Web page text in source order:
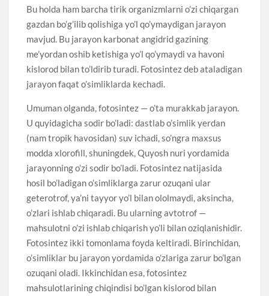
Bu holda ham barcha tirik organizmlarni o’zi chiqargan
gazdan bo’g’ilib qolishiga yo’l qo’ymaydigan jarayon
mavjud. Bu jarayon karbonat angidrid gazining
me’yordan oshib ketishiga yo’l qo’ymaydi va havoni
kislorod bilan to’ldirib turadi. Fotosintez deb ataladigan
jarayon faqat o’simliklarda kechadi.
Umuman olganda, fotosintez — o’ta murakkab jarayon.
U quyidagicha sodir bo’ladi: dastlab o’simlik yerdan
(nam tropik havosidan) suv ichadi, so’ngra maxsus
modda xlorofill, shuningdek, Quyosh nuri yordamida
jarayonning o’zi sodir bo’ladi. Fotosintez natijasida
hosil bo’ladigan o’simliklarga zarur ozuqani ular
geterotrof, ya’ni tayyor yo’l bilan ololmaydi, aksincha,
o’zlari ishlab chiqaradi. Bu ularning avtotrof —
mahsulotni o’zi ishlab chiqarish yo’li bilan oziqlanishidir.
Fotosintez ikki tomonlama foyda keltiradi. Birinchidan,
o’simliklar bu jarayon yordamida o’zlariga zarur bo’lgan
ozuqani oladi. Ikkinchidan esa, fotosintez
mahsulotlarining chiqindisi bo’lgan kislorod bilan